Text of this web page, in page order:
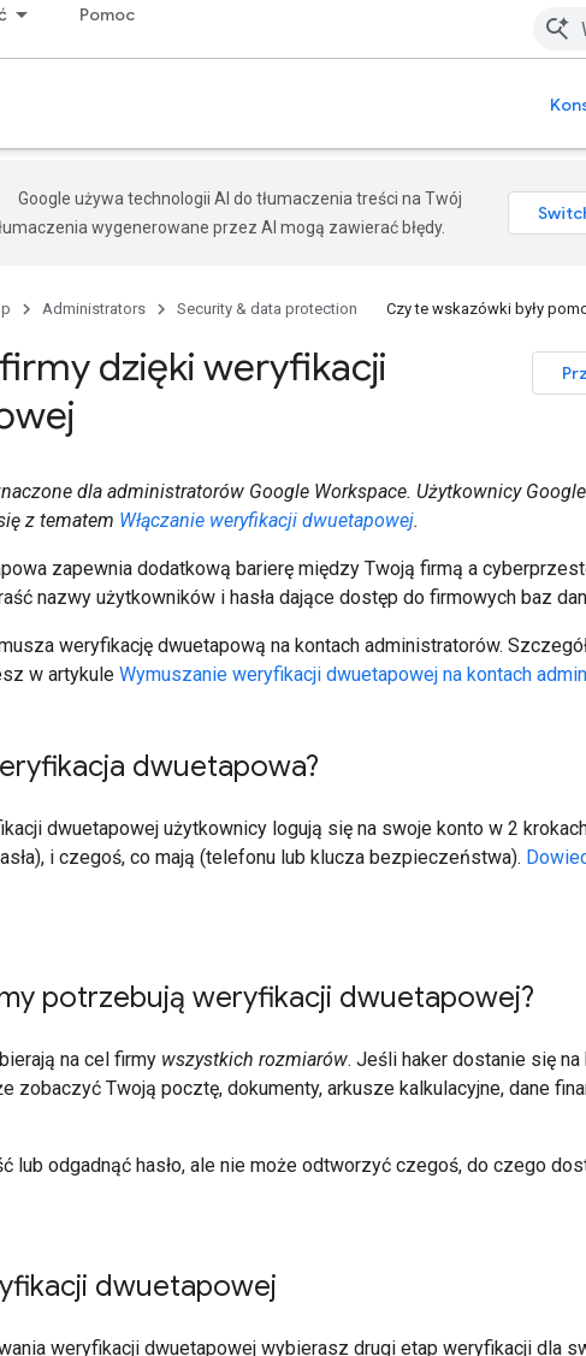
Pomoc
Google używa technologii AI do tłumaczenia treści na Twój
wygenerowane przez AI mogą zawierać błędy.
Administrators Security & data protection Czy te wskazówki były
dzięki weryfikacji
dla administratorów Google Workspace. Użytkownicy
z tematem Włączanie weryfikacji dwuetapowej.
zapewnia dodatkową barierę między Twoją firmą a
nazwy użytkowników i hasła dające dostęp do firmowych baz
weryfikację dwuetapową na kontach administratorów.
w artykule Wymuszanie weryfikacji dwuetapowej na kontach
dwuetapowa?
dwuetapowej użytkownicy logują się na swoje konto w 2
i czegoś, co mają (telefonu lub klucza bezpieczeństwa).
potrzebują weryfikacji dwuetapowej?
na cel firmy wszystkich rozmiarów. Jeśli haker dostanie się na
zobaczyć Twoją pocztę, dokumenty, arkusze kalkulacyjne, dane
lub odgadnąć hasło, ale nie może odtworzyć czegoś, do czego
dwuetapowej
weryfikacji dwuetapowej wybierasz drugi etap weryfikacji dla